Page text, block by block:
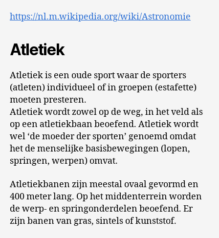
https://nl.m.wikipedia.org/wiki/Astronomie
Atletiek
Atletiek is een oude sport waar de sporters
(atleten) individueel of in groepen (estafette)
moeten presteren.
Atletiek wordt zowel op de weg, in het veld als
op een atletiekbaan beoefend. Atletiek wordt
wel ‘de moeder der sporten’ genoemd omdat
het de menselijke basisbewegingen (lopen,
springen, werpen) omvat.
Atletiekbanen zijn meestal ovaal gevormd en
400 meter lang. Op het middenterrein worden
de werp- en springonderdelen beoefend. Er
zijn banen van gras, sintels of kunststof.